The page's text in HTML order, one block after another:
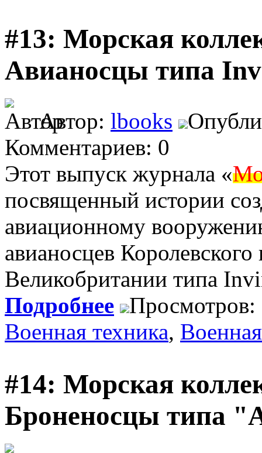
#13: Морская
Авианосцы типа
Автор: lbooks
Комментариев: 0
Этот выпуск журнала «
посвященный истории
авиационному
авианосцев
Великобритании типа
Подробнее
Просмотров:
Военная техника,
#14: Морская
Броненосцы типа